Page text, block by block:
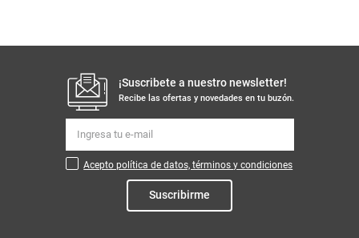
¡Suscribete a nuestro newsletter!
Recibe las ofertas y novedades en tu buzón.
Acepto política de datos, términos y condiciones
Suscribirme